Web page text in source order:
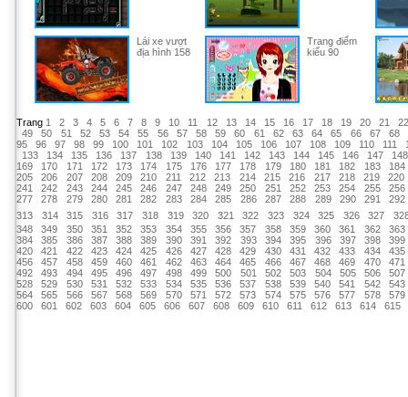
Lái xe vượt
địa hình 158
Trang điểm
kiểu 90
Trang 1 2 3 4 5 6 7 8 9 10 11 12 13 14 15 16 17 18 19 20 21
22
49
50 51 52 53 54 55 56 57 58 59 60 61 62 63 64 65 66 67
68
95
96 97 98 99 100 101 102 103 104 105 106 107 108 109 110 111
133
134 135 136 137 138 139 140 141 142 143 144 145 146 147
148
169
170 171 172 173 174 175 176 177 178 179 180 181 182 183
184
205
206 207 208 209 210 211 212 213 214 215 216 217 218 219
220
241
242 243 244 245 246 247 248 249 250 251 252 253 254 255
256
277
278 279 280 281 282 283 284 285 286 287 288 289 290 291
292
313
314 315 316 317 318 319 320 321 322 323 324 325 326 327
348
349 350 351 352 353 354 355 356 357 358 359 360 361 362
363
384
385 386 387 388 389 390 391 392 393 394 395 396 397 398
399
420
421 422 423 424 425 426 427 428 429 430 431 432 433 434
435
456
457 458 459 460 461 462 463 464 465 466 467 468 469 470
471
492
493 494 495 496 497 498 499 500 501 502 503 504 505 506
507
528
529 530 531 532 533 534 535 536 537 538 539 540 541 542
543
564
565 566 567 568 569 570 571 572 573 574 575 576 577 578
579
600
601 602 603 604 605 606 607 608 609 610 611 612 613 614 615